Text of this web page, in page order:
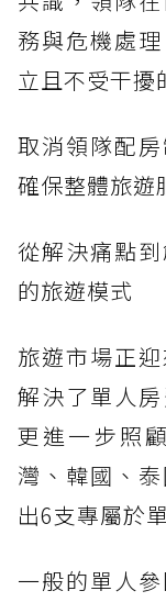
務與危機處
立且不受干擾
取消領隊配
確保整體旅遊
從解決痛點
的旅遊模式
旅遊市場正
解決了單人房
更進一步照
灣、韓國、
出6支專屬於
一般的單人